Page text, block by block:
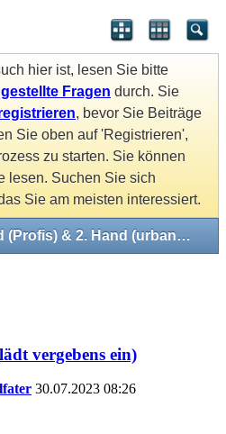
hier ist, lesen Sie bitte
Fragen durch. Sie
, bevor Sie Beiträge
Sie oben auf 'Registrieren',
zu starten. Sie können
lesen. Suchen Sie sich
Sie am meisten interessiert.
Paparazzi aus 1. Hand (Profis) & 2. Hand (urbane Mythen)
vergebens ein)
30.07.2023 08:26